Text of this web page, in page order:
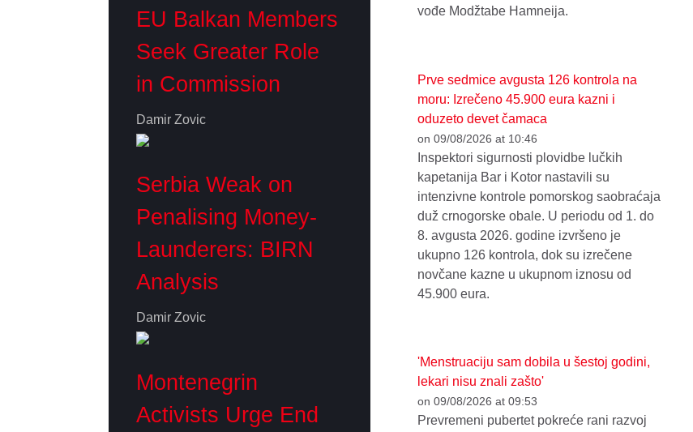
EU Balkan Members
Seek Greater Role
in Commission
Damir Zovic
Serbia Weak on
Penalising Money-
Launderers: BIRN
Analysis
Damir Zovic
Montenegrin
Activists Urge End
vođe Modžtabe Hamneija.
Prve sedmice avgusta 126 kontrola na
moru: Izrečeno 45.900 eura kazni i
oduzeto devet čamaca
on 09/08/2026 at 10:46
Inspektori sigurnosti plovidbe lučkih
kapetanija Bar i Kotor nastavili su
intenzivne kontrole pomorskog saobraćaja
duž crnogorske obale. U periodu od 1. do
8. avgusta 2026. godine izvršeno je
ukupno 126 kontrola, dok su izrečene
novčane kazne u ukupnom iznosu od
45.900 eura.
'Menstruaciju sam dobila u šestoj godini,
lekari nisu znali zašto'
on 09/08/2026 at 09:53
Prevremeni pubertet pokreće rani razvoj